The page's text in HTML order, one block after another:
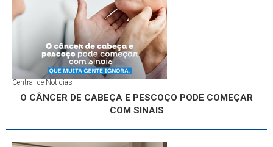
Central de Notícias
O CÂNCER DE CABEÇA E PESCOÇO PODE COMEÇAR
COM SINAIS